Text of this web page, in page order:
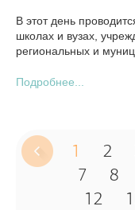
В этот день
школах и вузах,
региональных и
Подробнее...
1 2
7
8
12